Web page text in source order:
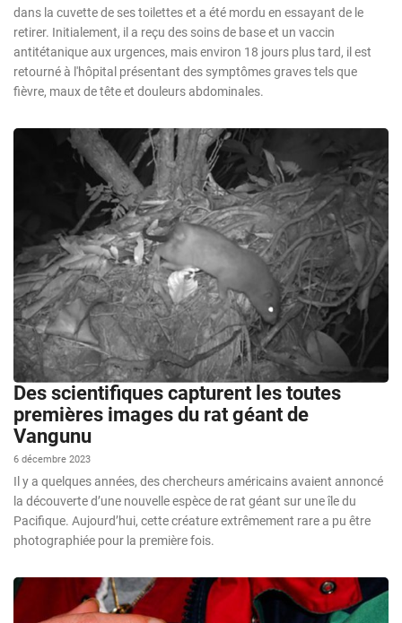
dans la cuvette de ses toilettes et a été mordu en essayant de le
retirer. Initialement, il a reçu des soins de base et un vaccin
antitétanique aux urgences, mais environ 18 jours plus tard, il est
retourné à l'hôpital présentant des symptômes graves tels que
fièvre, maux de tête et douleurs abdominales.
Des scientifiques capturent les toutes
premières images du rat géant de
Vangunu
6 décembre 2023
Il y a quelques années, des chercheurs américains avaient annoncé
la découverte d’une nouvelle espèce de rat géant sur une île du
Pacifique. Aujourd’hui, cette créature extrêmement rare a pu être
photographiée pour la première fois.